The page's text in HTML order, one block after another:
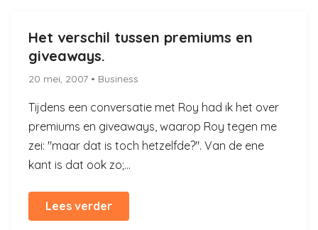
Het verschil tussen premiums en
giveaways.
20 mei, 2007 • Business
Tijdens een conversatie met Roy had ik het over
premiums en giveaways, waarop Roy tegen me
zei: "maar dat is toch hetzelfde?". Van de ene
kant is dat ook zo;...
Lees verder